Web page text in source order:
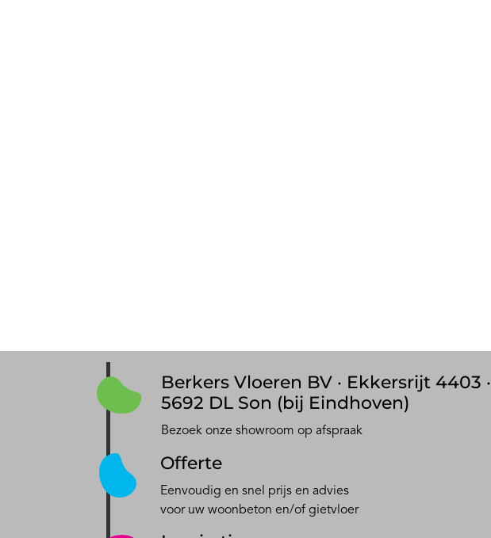
Berkers Vloeren BV · Ekkersrijt 4403 ·
5692 DL Son (bij Eindhoven)
Bezoek onze showroom op afspraak
Offerte
Eenvoudig en snel prijs en advies
voor uw woonbeton en/of gietvloer